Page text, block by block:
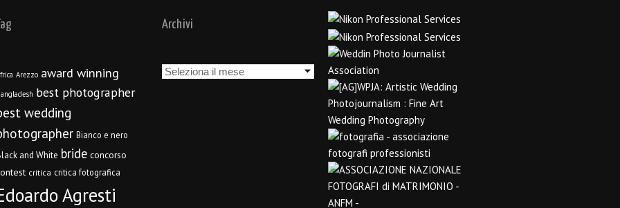
Arezzo award winning
best photographer
wedding
Bianco e nero
and White bride concorso
critica critica fotografica
Agresti
Archivi
Archivi